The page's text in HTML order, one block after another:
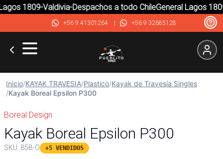
1809-Valdivia-Despachos a todo ChileGeneral Lagos
+56 9 41301264| +56 9 32685128
Inicio/KAYAK TRAVESIA/Plastico/Kayak de Travesía Singles
/Kayak Boreal Epsilon P300
Boreal Design
Kayak Boreal Epsilon P300
SKU: 85B-O +5 VENDIDOS